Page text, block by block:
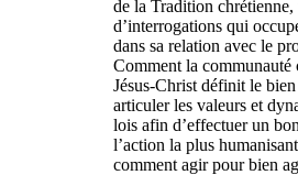
de la Tradition chrétienne,
d’interrogations qui
dans sa relation avec le
Comment la communauté
Jésus-Christ définit le
articuler les valeurs et
lois afin d’effectuer un
l’action la plus
comment agir pour bien